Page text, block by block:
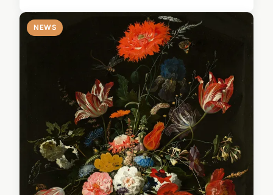
NEWS